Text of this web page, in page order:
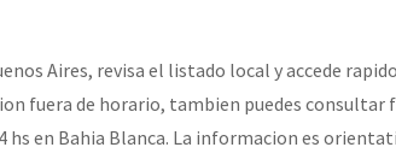
Aires, revisa el listado local y accede
fuera de horario, tambien puedes consultar
en Bahia Blanca. La informacion es